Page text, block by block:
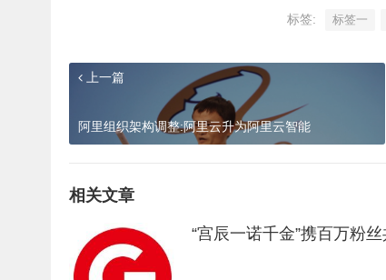
标签: 标签一
上一篇
阿里组织架构调整:阿里云升为阿里云智能
相关文章
“宫辰一诺千金”携百万粉